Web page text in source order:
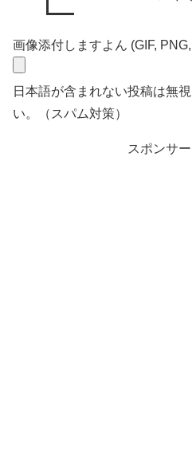
画像添付しますよん (GIF,
日本語が含まれない投稿は無
い。（スパム対策）
スポンサ